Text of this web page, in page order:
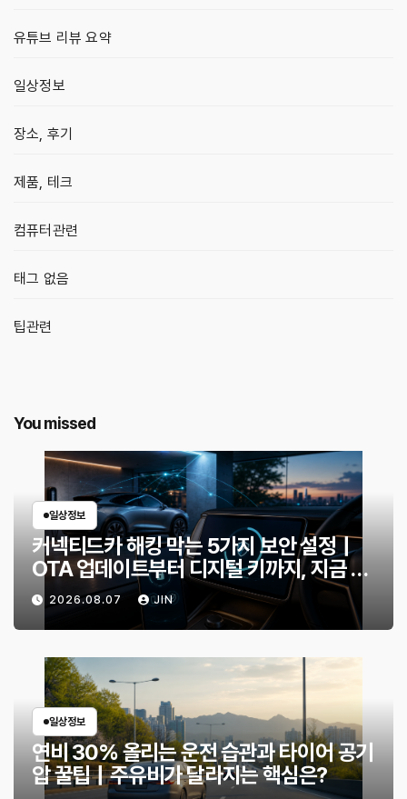
유튜브 리뷰 요약
일상정보
장소, 후기
제품, 테크
컴퓨터관련
태그 없음
팁관련
You missed
일상정보
커넥티드카 해킹 막는 5가지 보안 설정｜
OTA 업데이트부터 디지털 키까지, 지금 확
인할 것은?
2026.08.07 JIN
일상정보
연비 30% 올리는 운전 습관과 타이어 공기
압 꿀팁｜주유비가 달라지는 핵심은?